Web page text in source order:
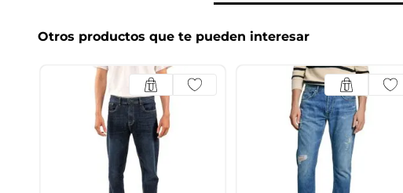
Otros productos que te pueden interesar